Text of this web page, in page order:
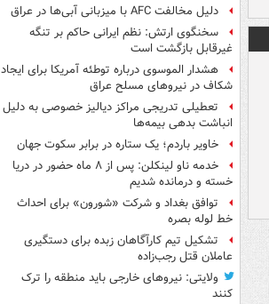
دلیل مخالفت AFC با میزبانی آبی‌ها در عراق
سخنگوی ارتش: نظم ایرانی حاکم بر تنگه
غیرقابل بازگشت است
هشدار الموسوی درباره توطئه آمریکا برای ایجاد
شکاف در نیروهای مسلح عراق
تعطیلی تدریجی مراکز دیالیز خصوصی به دلیل
انباشت بدهی بیمه‌ها
خاویر باردم؛ یک ستاره در برابر سکوت جهان
خدمه ناو لینکلن: پس از ۸ ماه حضور در دریا
خسته و درمانده‌ شدیم
توافق بغداد و شرکت «شورون» برای احداث
خط لوله بصره
تشکیل تیم کارآگاهان زبده برای دستگیری
عاملان قتل رجب‌زاده
ولایتی: نیروهای خارجی باید منطقه را ترک
کنند